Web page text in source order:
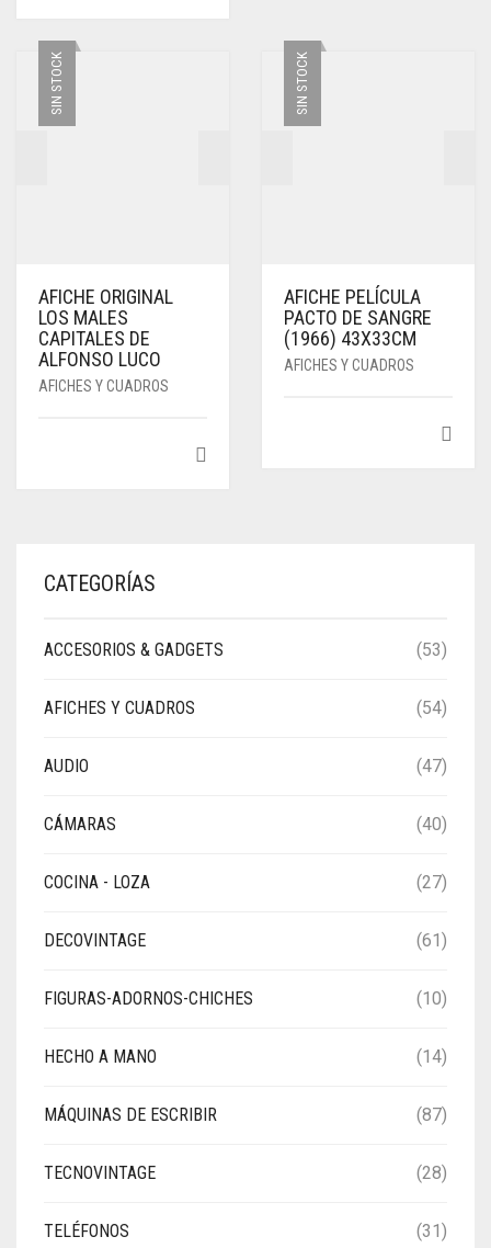
SIN STOCK
AFICHE ORIGINAL
LOS MALES
CAPITALES DE
ALFONSO LUCO
AFICHES Y CUADROS
SIN STOCK
AFICHE PELÍCULA
PACTO DE SANGRE
(1966) 43X33CM
AFICHES Y CUADROS
CATEGORÍAS
ACCESORIOS & GADGETS (53)
AFICHES Y CUADROS (54)
AUDIO (47)
CÁMARAS (40)
COCINA - LOZA (27)
DECOVINTAGE (61)
FIGURAS-ADORNOS-CHICHES (10)
HECHO A MANO (14)
MÁQUINAS DE ESCRIBIR (87)
TECNOVINTAGE (28)
TELÉFONOS (31)